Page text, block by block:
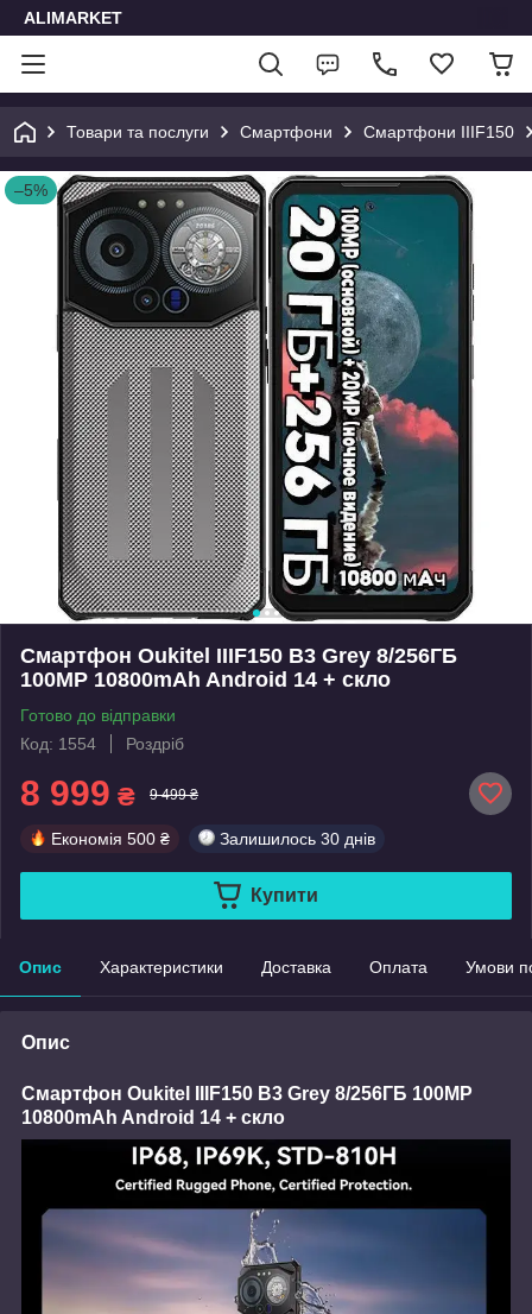
ALIMARKET
Товари та послуги Смартфони Смартфони IIIF150
–5%
Смартфон Oukitel IIIF150 B3 Grey 8/256ГБ
100MP 10800mAh Android 14 + скло
Готово до відправки
Код: 1554
Роздріб
8 999 ₴ 9 499 ₴
Економія 500 ₴ Залишилось 30 днів
Купити
Опис Характеристики Доставка Оплата Умови
Опис
Смартфон Oukitel IIIF150 B3 Grey 8/256ГБ 100MP
10800mAh Android 14 + скло